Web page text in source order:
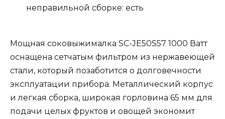
неправильной сборке: есть
Мощная соковыжималка SC-JE50S57 1000 Ватт
оснащена сетчатым фильтром из нержавеющей
стали, который позаботится о долговечности
эксплуатации прибора. Металлический корпус
и легкая сборка, широкая горловина 65 мм для
подачи целых фруктов и овощей экономит